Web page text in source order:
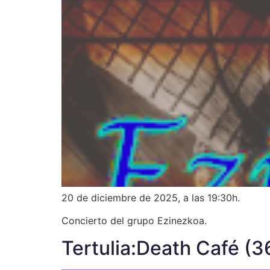
20 de diciembre de 2025, a las 19:30h.
Concierto del grupo Ezinezkoa.
Tertulia:Death Café